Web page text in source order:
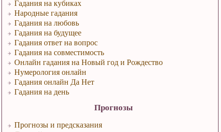
Гадания на кубиках
Народные гадания
Гадания на любовь
Гадания на будущее
Гадания ответ на вопрос
Гадания на совместимость
Онлайн гадания на Новый год и Рождество
Нумерология онлайн
Гадания онлайн Да Нет
Гадания на день
Прогнозы
Прогнозы и предсказания